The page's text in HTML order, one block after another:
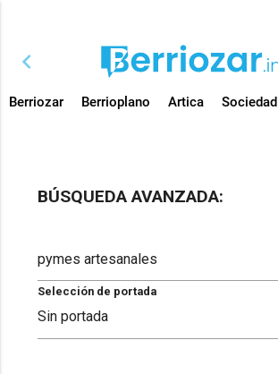
chevron_left
Berriozar Berrioplano Artica Sociedad
BÚSQUEDA AVANZADA:
Selección de portada